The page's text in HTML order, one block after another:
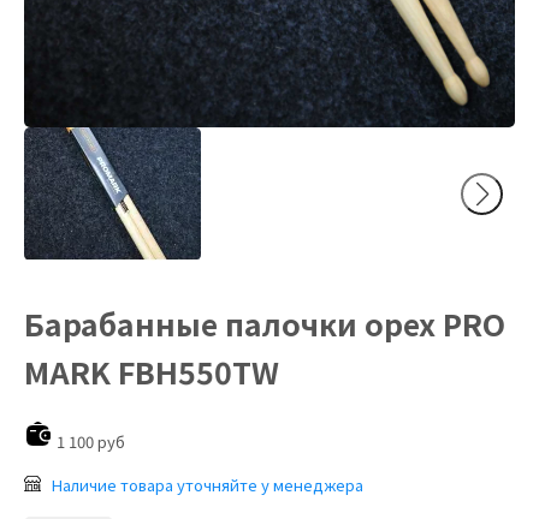
Барабанные палочки орех PRO
MARK FBH550TW
1 100 руб
Наличие товара уточняйте у менеджера